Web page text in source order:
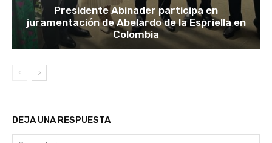
Presidente Abinader participa en
juramentación de Abelardo de la Espriella en
Colombia
DEJA UNA RESPUESTA